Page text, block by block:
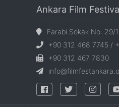
Ankara Film
Farabi Sokak No: 29/
+90 312 468 7745 /
+90 312 467 7830